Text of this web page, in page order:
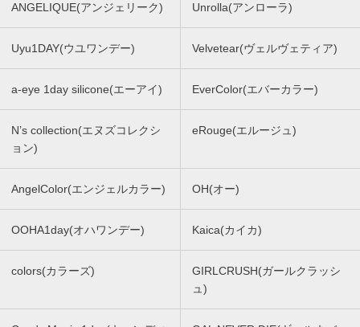
ANGELIQUE(アンジェリーク) Unrolla(アンローラ)
Uyu1DAY(ウユワンデー) Velvetear(ヴェルヴェティア)
a-eye 1day silicone(エーアイ) EverColor(エバーカラー)
N’s collection(エヌズコレクシ
ョン)
eRouge(エルージュ)
AngelColor(エンジェルカラー) OH(オー)
OOHA1day(オハワンデー) Kaica(カイカ)
colors(カラーズ)
GIRLCRUSH(ガールクラッシ
ュ)